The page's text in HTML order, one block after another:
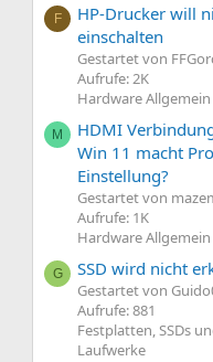
F
HP-Drucker will
einschalten
Gestartet von
Aufrufe: 2K
Hardware Allgemein
M
HDMI
Win 11 macht
Einstellung?
Gestartet von
Aufrufe: 1K
Hardware Allgemein
G SSD wird nicht
Gestartet von
Aufrufe: 881
Festplatten, SSDs
Laufwerke